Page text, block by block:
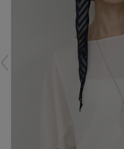
最旬！トレンドワード
【雨の日】急な雨対策グ
【Tシャツ】デイリーに活躍
【サンダル】ビーサンの季
カスタマーサポート